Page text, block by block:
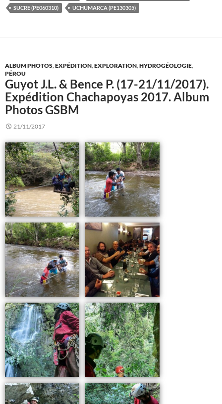
SUCRE (PE060310)
UCHUMARCA (PE130305)
ALBUM PHOTOS,EXPÉDITION,EXPLORATION,HYDROGÉOLOGIE,
PÉROU
Guyot J.L. & Bence P. (17-21/11/2017).
Expédition Chachapoyas 2017. Album
Photos GSBM
21/11/2017